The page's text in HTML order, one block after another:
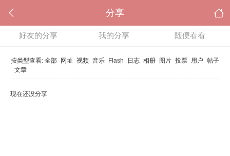
分享
好友的分享 我的分享 随便看看
按类型查看: 全部 网址 视频 音乐 Flash 日志 相册 图片 投票 用户 帖子
文章
现在还没分享